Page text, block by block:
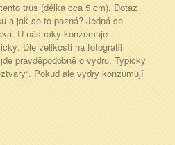
trus (délka cca 5 cm). Dotaz
a jak se to pozná? Jedná se
U nás raky konzumuje
Dle velikosti na fotografii
pravděpodobně o vydru. Typický
Pokud ale vydry konzumují